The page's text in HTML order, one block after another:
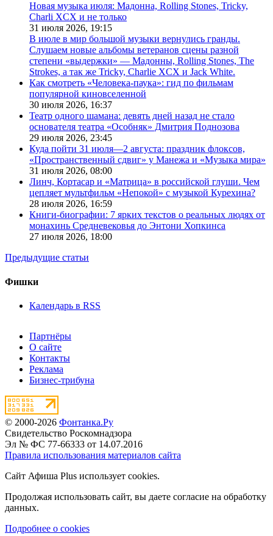
Новая музыка июля: Мадонна, Rolling Stones, Tricky,
Charli XCX и не только
31 июля 2026, 19:15
В июле в мир большой музыки вернулись гранды.
Слушаем новые альбомы ветеранов сцены разной
степени «выдержки» — Мадонны, Rolling Stones, The
Strokes, а так же Tricky, Charlie XCX и Jack White.
Как смотреть «Человека-паука»: гид по фильмам
популярной киновселенной
30 июля 2026, 16:37
Театр одного шамана: девять дней назад не стало
основателя театра «Особняк» Дмитрия Поднозова
29 июля 2026, 23:45
Куда пойти 31 июля—2 августа: праздник флоксов,
«Пространственный сдвиг» у Манежа и «Музыка мира»
31 июля 2026, 08:00
Линч, Кортасар и «Матрица» в российской глуши. Чем
цепляет мультфильм «Непокой» с музыкой Курехина?
28 июля 2026, 16:59
Книги-биографии: 7 ярких текстов о реальных людях от
монахинь Средневековья до Энтони Хопкинса
27 июля 2026, 18:00
Предыдущие статьи
Фишки
Календарь в RSS
Партнёры
О сайте
Контакты
Реклама
Бизнес-трибуна
© 2000-2026 Фонтанка.Ру
Свидетельство Роскомнадзора
Эл № ФС 77-66333 от 14.07.2016
Правила использования материалов сайта
Сайт Афиша Plus использует cookies.
Продолжая использовать сайт, вы даете согласие на обработку
данных.
Подробнее о cookies